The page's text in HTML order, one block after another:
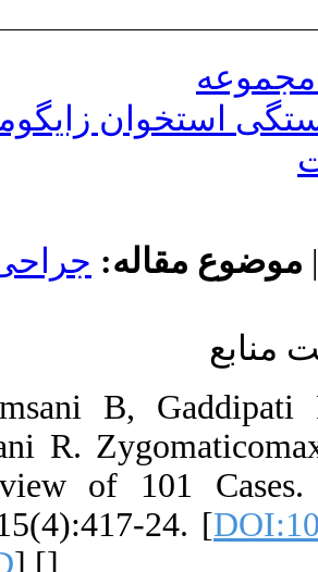
زایگوماتیک،
جراحی-
1. Yamsani
Yamsani R.
A Review of